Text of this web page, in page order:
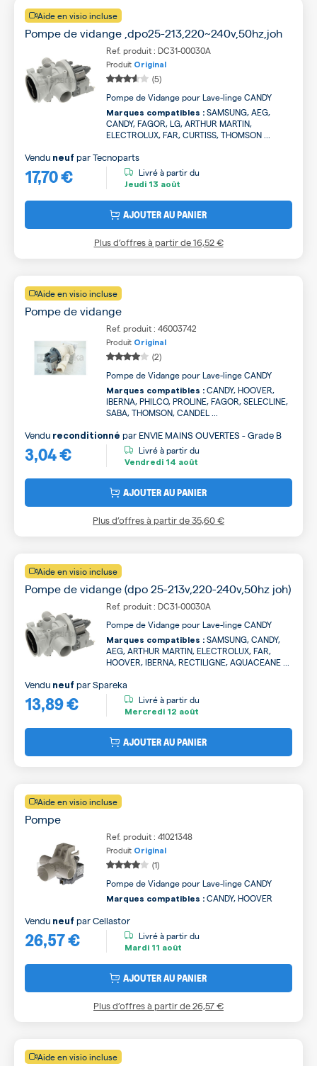
Aide en visio incluse
Pompe de vidange ,dpo25-213,220~240v,50hz,joh
Ref. produit : DC31-00030A
Produit Original
(5)
Pompe de Vidange pour Lave-linge CANDY
Marques compatibles : SAMSUNG, AEG,
CANDY, FAGOR, LG, ARTHUR MARTIN,
ELECTROLUX, FAR, CURTISS, THOMSON ...
17,70 €
Vendu neuf parTecnoparts
Livré à partir du
Jeudi 13 août
AJOUTER AU PANIER
Plus d’offres à partir de16,52 €
Aide en visio incluse
Pompe de vidange
Ref. produit : 46003742
Produit Original
(2)
Pompe de Vidange pour Lave-linge CANDY
Marques compatibles : CANDY, HOOVER,
IBERNA, PHILCO, PROLINE, FAGOR, SELECLINE,
SABA, THOMSON, CANDEL ...
3,04 €
Vendu reconditionné par ENVIE MAINS OUVERTES - Grade B
Livré à partir du
Vendredi 14 août
AJOUTER AU PANIER
Plus d’offres à partir de35,60 €
Aide en visio incluse
Pompe de vidange (dpo 25-213v,220-240v,50hz joh)
Ref. produit : DC31-00030A
Pompe de Vidange pour Lave-linge CANDY
Marques compatibles : SAMSUNG, CANDY,
AEG, ARTHUR MARTIN, ELECTROLUX, FAR,
HOOVER, IBERNA, RECTILIGNE, AQUACEANE ...
13,89 €
Vendu neuf parSpareka
Livré à partir du
Mercredi 12 août
AJOUTER AU PANIER
Aide en visio incluse
Pompe
Ref. produit : 41021348
Produit Original
(1)
Pompe de Vidange pour Lave-linge CANDY
Marques compatibles : CANDY, HOOVER
26,57 €
Vendu neuf parCellastor
Livré à partir du
Mardi 11 août
AJOUTER AU PANIER
Plus d’offres à partir de26,57 €
Aide en visio incluse